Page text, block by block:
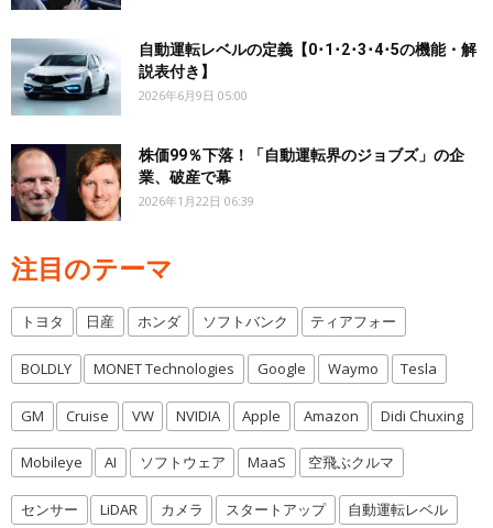
自動運転レベルの定義【0･1･2･3･4･5の機能・解
説表付き】
2026年6月9日 05:00
株価99％下落！「自動運転界のジョブズ」の企
業、破産で幕
2026年1月22日 06:39
注目のテーマ
トヨタ 日産 ホンダ ソフトバンク ティアフォー
BOLDLY MONET Technologies Google Waymo Tesla
GM Cruise VW NVIDIA Apple Amazon Didi Chuxing
Mobileye AI ソフトウェア MaaS 空飛ぶクルマ
センサー LiDAR カメラ スタートアップ 自動運転レベル